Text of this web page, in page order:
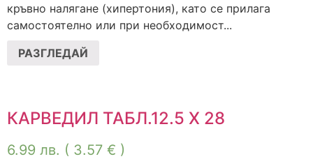
кръвно налягане (хипертония), като се прилага
самостоятелно или при необходимост...
РАЗГЛЕДАЙ
КАРВЕДИЛ ТАБЛ.12.5 Х 28
6.99 лв. ( 3.57 € )